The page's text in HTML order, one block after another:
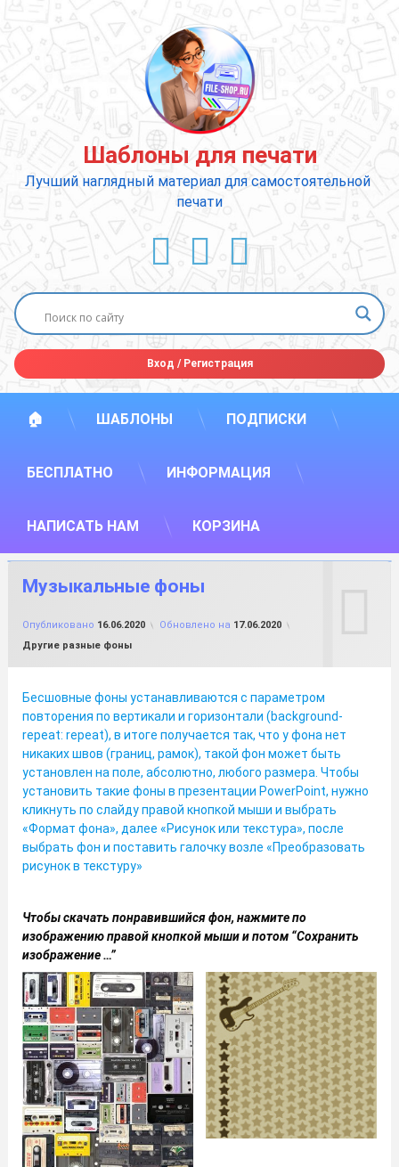
содержимому
Шаблоны для печати
Лучший наглядный материал для самостоятельной
печати
ВКонтакте
YouTube
E-mail
Вход /Регистрация
🏠 ШАБЛОНЫ ПОДПИСКИ
БЕСПЛАТНО ИНФОРМАЦИЯ
НАПИСАТЬ НАМ КОРЗИНА
Музыкальные фоны
Опубликовано 16.06.2020 Обновлено на 17.06.2020
Рубрики:
Другие разные фоны
Бесшовные фоны устанавливаются с параметром
повторения по вертикали и горизонтали (background-
repeat: repeat), в итоге получается так, что у фона нет
никаких швов (границ, рамок), такой фон может быть
установлен на поле, абсолютно, любого размера. Чтобы
установить такие фоны в презентации PowerPoint, нужно
кликнуть по слайду правой кнопкой мыши и выбрать
«Формат фона», далее «Рисунок или текстура», после
выбрать фон и поставить галочку возле «Преобразовать
рисунок в текстуру»
Чтобы скачать понравившийся фон, нажмите по
изображению правой кнопкой мыши и потом “Сохранить
изображение …”